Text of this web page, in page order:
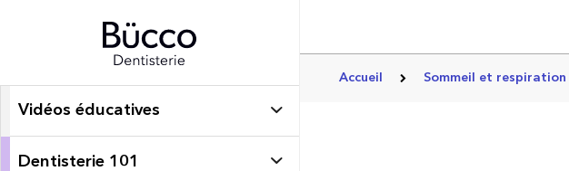
Vidéos éducatives
Dentisterie 101
Accueil Sommeil et respiration